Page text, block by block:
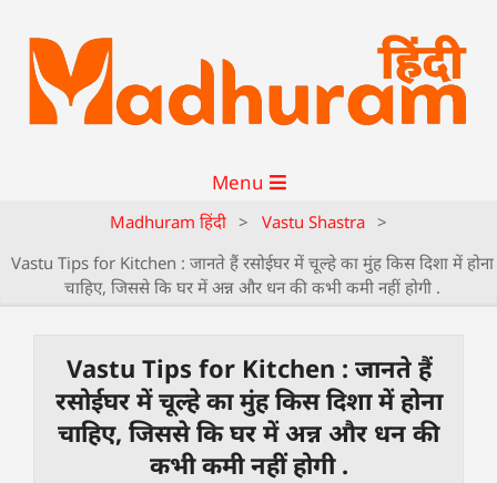
Menu
Madhuram हिंदी > Vastu Shastra >
Vastu Tips for Kitchen : जानते हैं रसोईघर में चूल्हे का मुंह किस दिशा में होना
चाहिए, जिससे कि घर में अन्न और धन की कभी कमी नहीं होगी .
Vastu Tips for Kitchen : जानते हैं
रसोईघर में चूल्हे का मुंह किस दिशा में होना
चाहिए, जिससे कि घर में अन्न और धन की
कभी कमी नहीं होगी .